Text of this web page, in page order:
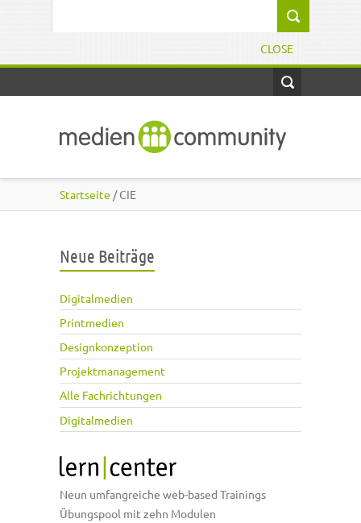
CLOSE
Startseite / CIE
Neue Beiträge
Digitalmedien
Printmedien
Designkonzeption
Projektmanagement
Alle Fachrichtungen
Digitalmedien
Neun umfangreiche web-based Trainings
Übungspool mit zehn Modulen